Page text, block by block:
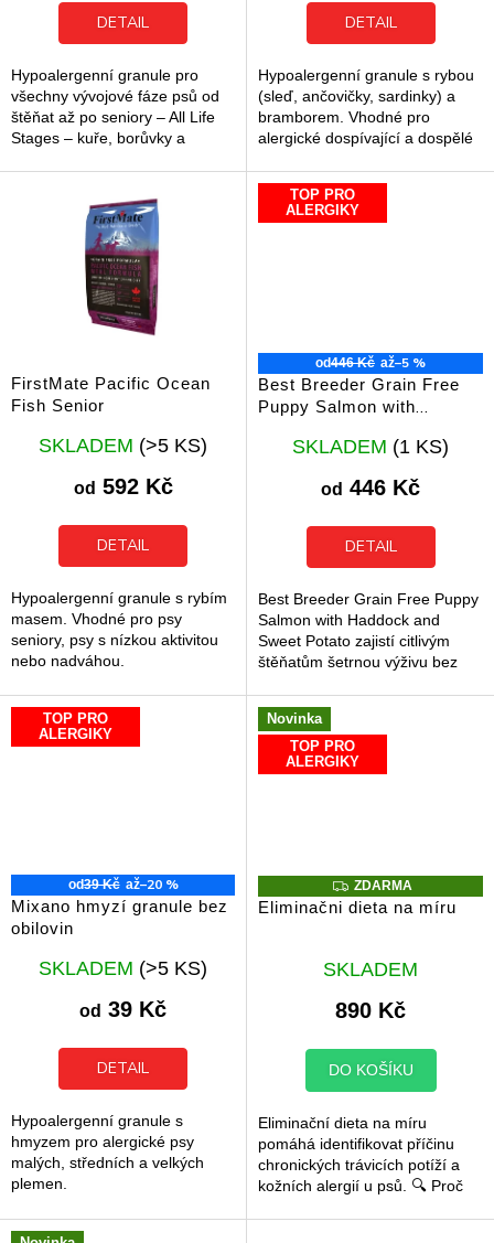
z
DETAIL
Hypoalergenní granule pro
všechny vývojové fáze psů od
štěňat až po seniory – All Life
Stages – kuře, borůvky a
z
DETAIL
Hypoalergenní granule s rybou
(sleď, ančovičky, sardinky) a
bramborem. Vhodné pro
alergické dospívající a dospělé
FirstMate Pacific Ocean
Fish Senior
Průměrné
hodnocení
produktu
je
z
SKLADEM (>5 KS)
od 592 Kč
DETAIL
Hypoalergenní granule s rybím
masem. Vhodné pro psy
seniory, psy s nízkou aktivitou
nebo nadváhou.
TOP PRO
ALERGIKY
od446 Kč až–5 %
Best Breeder Grain Free
Puppy Salmon with
Průměrné
hodnocení
produktu
je
z
SKLADEM (1 KS)
od 446 Kč
DETAIL
Best Breeder Grain Free Puppy
Salmon with Haddock and
Sweet Potato zajistí citlivým
štěňatům šetrnou výživu bez
monoprotein z ryb, který...
TOP PRO
ALERGIKY
od39 Kč až–20 %
Mixano hmyzí granule bez
obilovin
Průměrné
hodnocení
produktu
je
z
SKLADEM (>5 KS)
od 39 Kč
DETAIL
Hypoalergenní granule s
hmyzem pro alergické psy
malých, středních a velkých
plemen.
Novinka
TOP PRO
ALERGIKY
Z
D
A
A
ZDARMA
Eliminačni dieta na míru
Průměrné
hodnocení
produktu
je
z
SKLADEM
890 Kč
DO KOŠÍKU
Eliminační dieta na míru
pomáhá identifikovat příčinu
chronických trávicích potíží a
kožních alergií u psů. 🔍 Proč